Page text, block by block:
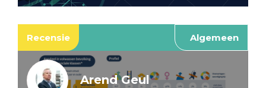
Recensie Algemeen
Arend Geul